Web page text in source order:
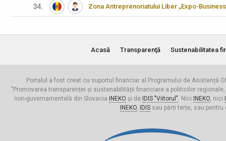
34. Zona Antreprenoriatului Liber „Expo-
Acasă Transparenţă Sustenabilitatea
Portalul a fost creat cu suportul financiar al Programului de Asistență
"Promovarea transparenței și sustenabilității financiare a politicilor
non-guvernamentală din Slovacia
INEKO și de IDIS "Viitorul". Nici INEKO, nici
INEKO, IDISsau părți terțe, sau pentru